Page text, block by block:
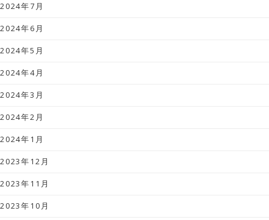
2024年7月
2024年6月
2024年5月
2024年4月
2024年3月
2024年2月
2024年1月
2023年12月
2023年11月
2023年10月